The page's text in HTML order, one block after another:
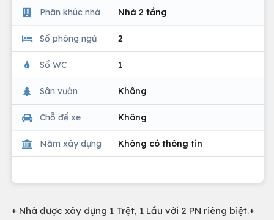
Phân khúc nhà Nhà 2 tầng
Số phòng ngủ 2
Số WC 1
Sân vườn Không
Chỗ để xe Không
Năm xây dựng Không có thông tin
+ Nhà được xây dựng 1 Trệt, 1 Lầu với 2 PN riêng biệt.+